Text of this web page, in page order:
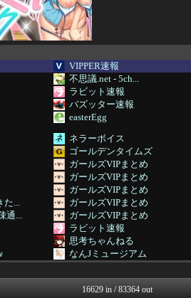
VIPPER速報
不思議.net - 5ch...
ラビット速報
バズッター速報
easterEgg
ネラーボイス
ゴールデンタイムズ
ガールズVIPまとめ
ガールズVIPまとめ
ガールズVIPまとめ
た...
ガールズVIPまとめ
通...
ガールズVIPまとめ
ラビット速報
思考ちゃんねる
なんJミュージアム
ガールズVIPまとめ
(*ﾟ∀ﾟ)ゞカガクニュー...
16629 in / 83364 out